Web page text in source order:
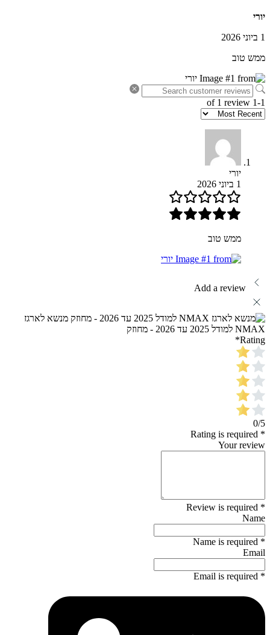
יורי
1 ביוני 2026
ממש טוב
1-1 of 1 review
יורי
1 ביוני 2026
ממש טוב
Add a review
מנשא לארגז
NMAX למודל 2025 עד 2026 - מחוזק
Rating
*
0/5
* Rating is required
Your review
* Review is required
Name
* Name is required
Email
* Email is required